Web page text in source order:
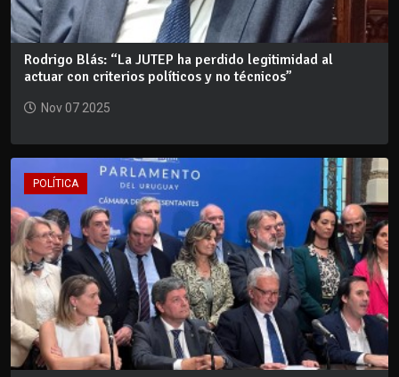
Rodrigo Blás: “La JUTEP ha perdido legitimidad al
actuar con criterios políticos y no técnicos”
Nov 07 2025
POLÍTICA